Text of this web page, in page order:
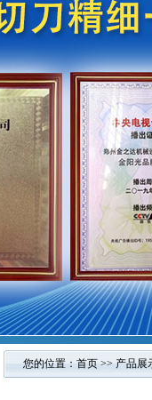
您的位置： 首页 >> 产品展